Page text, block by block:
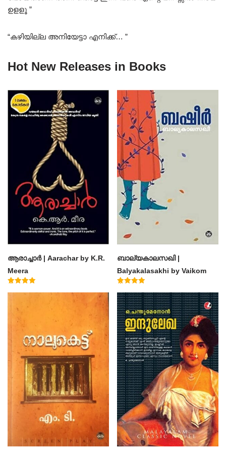
ഉളളൂ ”
“കഴിയില്ല അനിയേട്ടാ എനിക്ക്… ”
Hot New Releases in Books
ആരാച്ചാര്‍ | Aarachar by K.R.
Meera
ബാല്യകാലസഖി |
Balyakalasakhi by Vaikom
Muhammad Basheer
4.60
out of 5